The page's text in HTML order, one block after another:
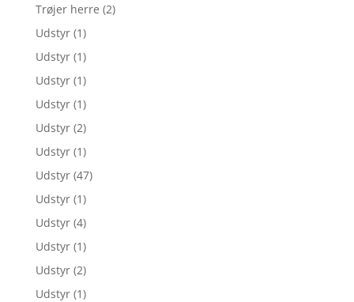
Trøjer herre (2)
Udstyr (1)
Udstyr (1)
Udstyr (1)
Udstyr (1)
Udstyr (2)
Udstyr (1)
Udstyr (47)
Udstyr (1)
Udstyr (4)
Udstyr (1)
Udstyr (2)
Udstyr (1)